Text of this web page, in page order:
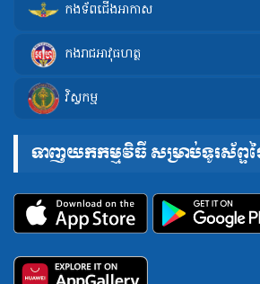
កងទ័ពជើងអាកាស
កងរាជអាវុធហត្ថ
វិស្វកម្ម
ទាញយកកម្មវិធី សម្រាប់ទូរស័ព្ទ